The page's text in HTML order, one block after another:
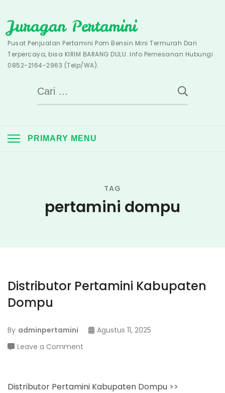
to
content
Juragan Pertamini
Pusat Penjualan Pertamini Pom Bensin Mini Termurah Dan
Terpercaya, bisa KIRIM BARANG DULU. Info Pemesanan Hubungi
0852-2164-2963 (Telp/WA).
Cari
untuk:
PRIMARY MENU
TAG
pertamini dompu
Distributor Pertamini Kabupaten
Dompu
By adminpertamini
Agustus 11, 2025
Leave a Comment
Kabupaten
Distributor Pertamini Kabupaten Dompu >>